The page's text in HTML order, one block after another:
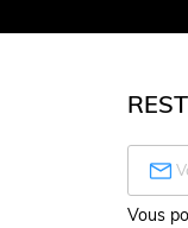

Vous